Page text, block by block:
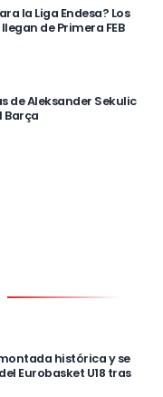
la Liga Endesa? Los
de Primera FEB
de Aleksander Sekulic
Barça
histórica y se
Eurobasket U18 tras